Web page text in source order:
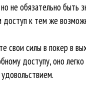
не обязательно быть
к тем же
свои силы в покер в
доступу, оно